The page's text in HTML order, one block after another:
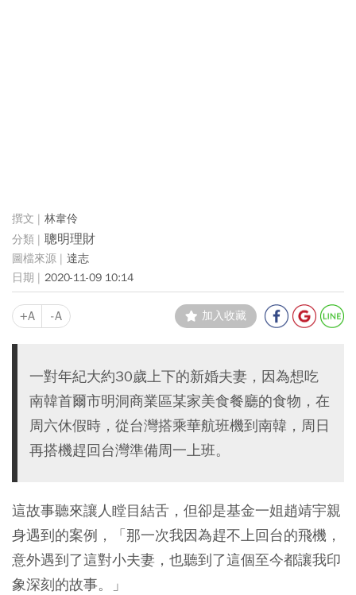
林韋伶
聰明理財
達志
2020-11-09 10:14
+A -A 加入收藏
一對年紀大約30歲上下的新婚夫妻，因為想吃
南韓首爾市明洞商業區某家美食餐廳的食物，在
周六休假時，從台灣搭乘華航班機到南韓，周日
再搭機趕回台灣準備周一上班。
這故事聽來讓人瞠目結舌，但卻是基金一姐趙靖宇親
身遇到的案例，「那一次我因為趕不上回台的飛機，
意外遇到了這對小夫妻，也聽到了這個至今都讓我印
象深刻的故事。」